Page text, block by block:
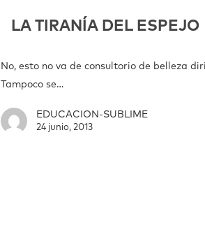
LA TIRANÍA DEL ESPEJO
No, esto no va de consultorio de belleza
Tampoco se…
EDUCACION-SUBLIME
24 junio, 2013